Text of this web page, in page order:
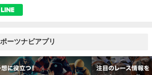
ーツナビアプリ